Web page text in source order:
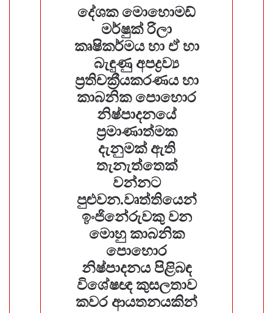
දේශක මොහොමඩ්
මර්ෂුක් රිලා
කෘෂිකර්මය හා ඒ හා
බැඳුණු අපද්‍රව්‍ය
ප්‍රතිචක්‍රීයකරණය හා
කාබනික පොහොර
නිෂ්පාදනයේ
ප්‍රමාණාත්මක
දැනුමක් ඇති
තැනැත්තෙක්
වන්නට
පුළුවන.වෘත්තියෙන්
ඉංජිනේරුවකු වන
මොහු කාබනික
පොහොර
නිෂ්පාදනය පිළිබඳ
විශේෂඥ කුසලතාව
කවර ආයතනයකින්